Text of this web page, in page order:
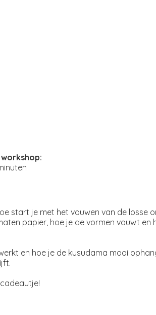
start je met het vouwen van de losse
papier, hoe je de vormen vouwt
en hoe je de kusudama mooi